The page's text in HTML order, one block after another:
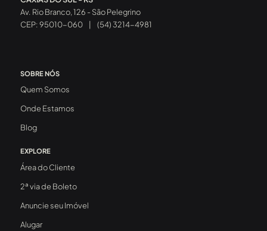
Av. Rio Branco, 126 - São Pelegrino
CEP: 95010-060
(54) 3214-4981
SOBRE NÓS
Quem Somos
Onde Estamos
Blog
EXPLORE
Área do Cliente
2ª via de Boleto
Anuncie seu Imóvel
Alugar